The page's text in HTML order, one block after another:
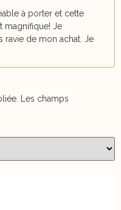
à porter et cette
magnifique! Je
ravie de mon achat. Je
Les champs